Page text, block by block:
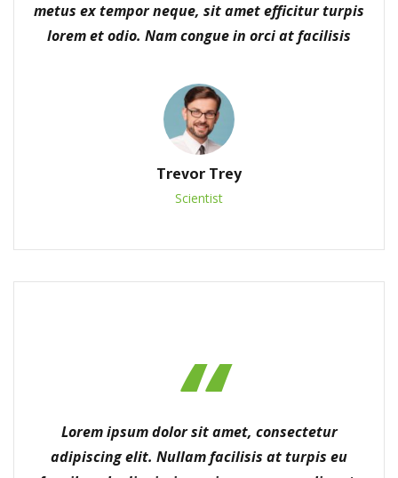
metus ex tempor neque, sit amet efficitur turpis
lorem et odio. Nam congue in orci at facilisis
Trevor Trey
Scientist
Lorem ipsum dolor sit amet, consectetur
adipiscing elit. Nullam facilisis at turpis eu